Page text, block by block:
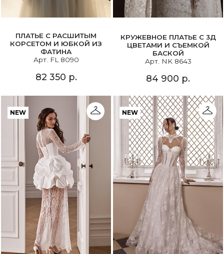
ПЛАТЬЕ С РАСШИТЫМ
КОРСЕТОМ И ЮБКОЙ ИЗ
ФАТИНА
Арт. FL 8090
82 350 р.
КРУЖЕВНОЕ ПЛАТЬЕ С 3Д
ЦВЕТАМИ И СЪЕМКОЙ
БАСКОЙ
Арт. NK 8643
84 900 р.
NEW NEW